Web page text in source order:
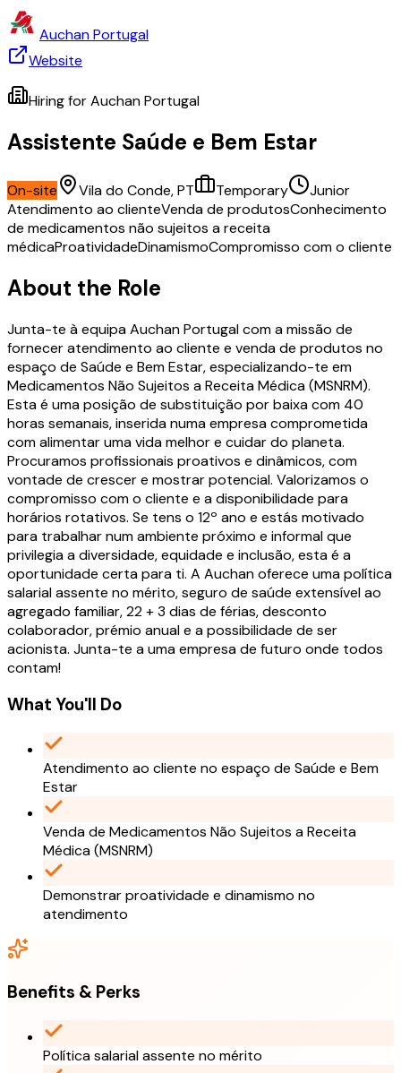
Auchan Portugal
Website
Hiring forAuchan Portugal
Assistente Saúde e Bem Estar
On-site Vila do Conde, PT Temporary
Junior
Atendimento ao clienteVenda de produtosConhecimento
de medicamentos não sujeitos a receita
médicaProatividadeDinamismoCompromisso com o cliente
About the Role
Junta-te à equipa Auchan Portugal com a missão de
fornecer atendimento ao cliente e venda de produtos no
espaço de Saúde e Bem Estar, especializando-te em
Medicamentos Não Sujeitos a Receita Médica (MSNRM).
Esta é uma posição de substituição por baixa com 40
horas semanais, inserida numa empresa comprometida
com alimentar uma vida melhor e cuidar do planeta.
Procuramos profissionais proativos e dinâmicos, com
vontade de crescer e mostrar potencial. Valorizamos o
compromisso com o cliente e a disponibilidade para
horários rotativos. Se tens o 12º ano e estás motivado
para trabalhar num ambiente próximo e informal que
privilegia a diversidade, equidade e inclusão, esta é a
oportunidade certa para ti. A Auchan oferece uma política
salarial assente no mérito, seguro de saúde extensível ao
agregado familiar, 22 + 3 dias de férias, desconto
colaborador, prémio anual e a possibilidade de ser
acionista. Junta-te a uma empresa de futuro onde todos
contam!
What You'll Do
Atendimento ao cliente no espaço de Saúde e Bem
Estar
Venda de Medicamentos Não Sujeitos a Receita
Médica (MSNRM)
Demonstrar proatividade e dinamismo no
atendimento
Benefits & Perks
Política salarial assente no mérito